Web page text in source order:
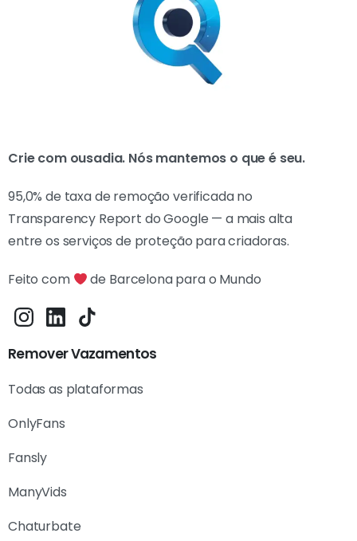
Crie com ousadia. Nós mantemos o que é seu.
95,0% de taxa de remoção verificada no
Transparency Report do Google — a mais alta
entre os serviços de proteção para criadoras.
Feito com de Barcelona para o Mundo
Remover Vazamentos
Todas as plataformas
OnlyFans
Fansly
ManyVids
Chaturbate